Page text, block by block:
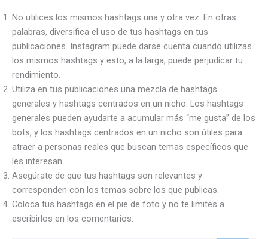
No utilices los mismos hashtags una y otra vez. En otras
palabras, diversifica el uso de tus hashtags en tus
publicaciones. Instagram puede darse cuenta cuando utilizas
los mismos hashtags y esto, a la larga, puede perjudicar tu
rendimiento.
Utiliza en tus publicaciones una mezcla de hashtags
generales y hashtags centrados en un nicho. Los hashtags
generales pueden ayudarte a acumular más “me gusta” de los
bots, y los hashtags centrados en un nicho son útiles para
atraer a personas reales que buscan temas específicos que
les interesan.
Asegúrate de que tus hashtags son relevantes y
corresponden con los temas sobre los que publicas.
Coloca tus hashtags en el pie de foto y no te limites a
escribirlos en los comentarios.